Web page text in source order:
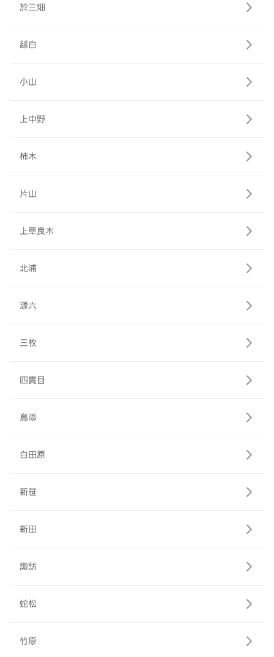
於三畑
越白
小山
上中野
柿木
片山
上草良木
北浦
源六
三枚
四貫目
島添
白田原
新笹
新田
諏訪
蛇松
竹原